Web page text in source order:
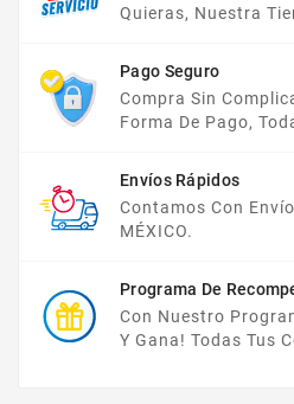
Quieras, Nuestra
Pago Seguro
Compra Sin
Forma De Pago,
Envíos Rápidos
Contamos Con
MÉXICO.
Programa De
Con Nuestro
Y Gana! Todas Tus